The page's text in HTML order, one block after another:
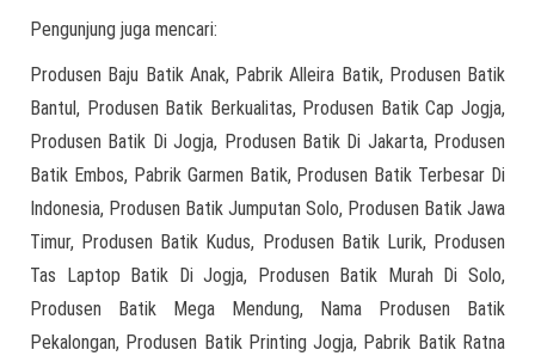
Pengunjung juga mencari:
Produsen Baju Batik Anak, Pabrik Alleira Batik, Produsen Batik
Bantul, Produsen Batik Berkualitas, Produsen Batik Cap Jogja,
Produsen Batik Di Jogja, Produsen Batik Di Jakarta, Produsen
Batik Embos, Pabrik Garmen Batik, Produsen Batik Terbesar Di
Indonesia, Produsen Batik Jumputan Solo, Produsen Batik Jawa
Timur, Produsen Batik Kudus, Produsen Batik Lurik, Produsen
Tas Laptop Batik Di Jogja, Produsen Batik Murah Di Solo,
Produsen Batik Mega Mendung, Nama Produsen Batik
Pekalongan, Produsen Batik Printing Jogja, Pabrik Batik Ratna